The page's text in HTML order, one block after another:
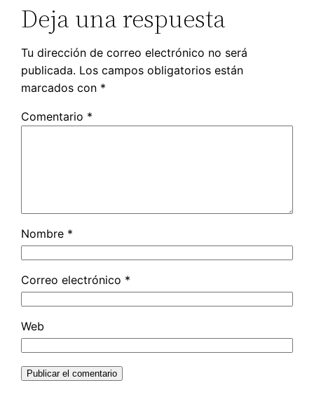
Deja una respuesta
Tu dirección de correo electrónico no será
publicada. Los campos obligatorios están
marcados con *
Comentario *
Nombre *
Correo electrónico *
Web